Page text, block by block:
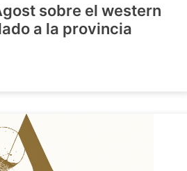
sobre el western
a la provincia